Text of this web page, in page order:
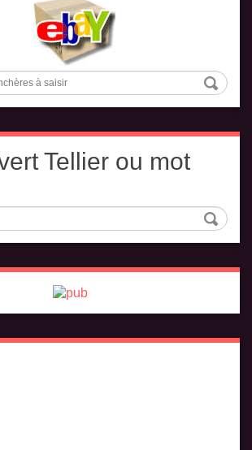
Tellier ou mot